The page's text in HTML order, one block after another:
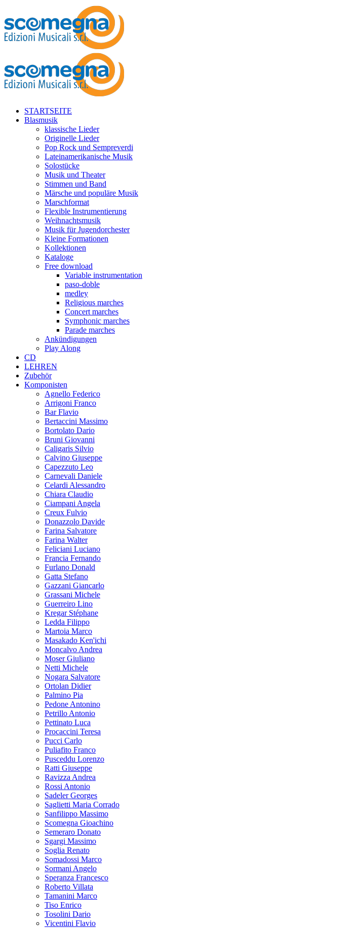
STARTSEITE
Blasmusik
klassische Lieder
Originelle Lieder
Pop Rock und Sempreverdi
Lateinamerikanische Musik
Solostücke
Musik und Theater
Stimmen und Band
Märsche und populäre Musik
Marschformat
Flexible Instrumentierung
Weihnachtsmusik
Musik für Jugendorchester
Kleine Formationen
Kollektionen
Kataloge
Free download
Variable instrumentation
paso-doble
medley
Religious marches
Concert marches
Symphonic marches
Parade marches
Ankündigungen
Play Along
CD
LEHREN
Zubehör
Komponisten
Agnello Federico
Arrigoni Franco
Bar Flavio
Bertaccini Massimo
Bortolato Dario
Bruni Giovanni
Caligaris Silvio
Calvino Giuseppe
Capezzuto Leo
Carnevali Daniele
Celardi Alessandro
Chiara Claudio
Ciampani Angela
Creux Fulvio
Donazzolo Davide
Farina Salvatore
Farina Walter
Feliciani Luciano
Francia Fernando
Furlano Donald
Gatta Stefano
Gazzani Giancarlo
Grassani Michele
Guerreiro Lino
Kregar Stéphane
Ledda Filippo
Martoia Marco
Masakado Ken'ichi
Moncalvo Andrea
Moser Giuliano
Netti Michele
Nogara Salvatore
Ortolan Didier
Palmino Pia
Pedone Antonino
Petrillo Antonio
Pettinato Luca
Procaccini Teresa
Pucci Carlo
Puliafito Franco
Pusceddu Lorenzo
Ratti Giuseppe
Ravizza Andrea
Rossi Antonio
Sadeler Georges
Saglietti Maria Corrado
Sanfilippo Massimo
Scomegna Gioachino
Semeraro Donato
Sgargi Massimo
Soglia Renato
Somadossi Marco
Sormani Angelo
Speranza Francesco
Roberto Villata
Tamanini Marco
Tiso Enrico
Tosolini Dario
Vicentini Flavio